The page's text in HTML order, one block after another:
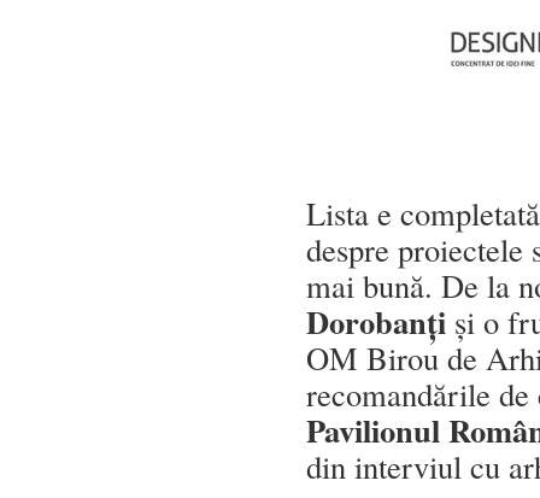
Lista e
despre proiectele
mai bună. De la
Dorobanți și o
OM Birou de
recomandările
Pavilionul
din interviul cu